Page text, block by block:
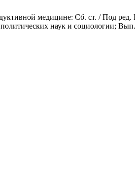
медицине: Сб. ст. / Под
наук и социологии;